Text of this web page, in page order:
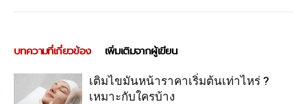
บทความที่เกี่ยวข้อง เพิ่มเติมจากผู้เขียน
เติมไขมันหน้าราคาเริ่มต้นเท่าไหร่ ?
เหมาะกับใครบ้าง